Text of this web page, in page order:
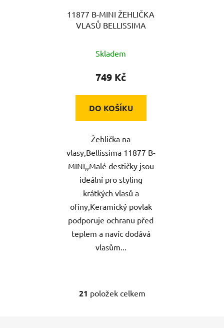
11877 B-MINI ŽEHLIČKA
VLASŮ BELLISSIMA
Skladem
749 Kč
DO KOŠÍKU
Žehlička na
vlasy,Bellissima 11877 B-
MINI,,Malé destičky jsou
ideální pro styling
krátkých vlasů a
ofiny,Keramický povlak
podporuje ochranu před
teplem a navíc dodává
vlasům...
O
21 položek celkem